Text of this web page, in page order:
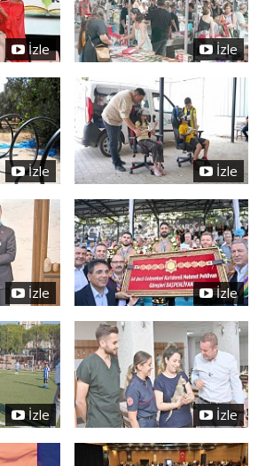
İzle İzle
İzle İzle
İzle İzle
İzle İzle